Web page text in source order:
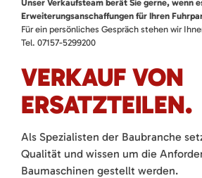
Unser Verkaufsteam berät Sie gerne, wenn
Erweiterungsanschaffungen für Ihren
Für ein persönliches Gespräch stehen wir
Tel. 07157-5299200
VERKAUF VON
ERSATZTEILEN.
Als Spezialisten der Baubranche
Qualität und wissen um die
Baumaschinen gestellt werden.